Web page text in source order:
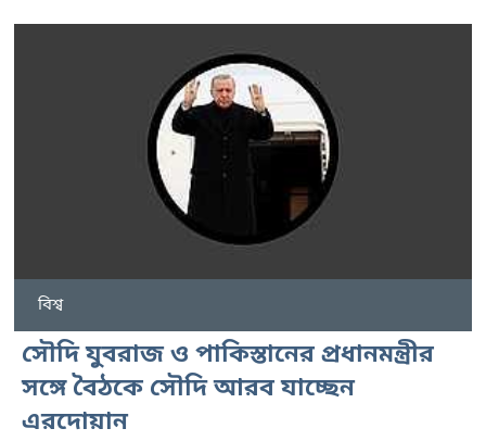
বিশ্ব
সৌদি যুবরাজ ও পাকিস্তানের প্রধানমন্ত্রীর
সঙ্গে বৈঠকে সৌদি আরব যাচ্ছেন
এরদোয়ান